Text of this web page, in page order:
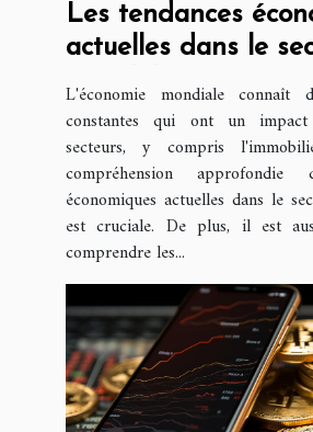
Les tendances
actuelles dans le
immobilier :
juridique
L'économie mondiale connaît
constantes qui ont un
secteurs, y compris
compréhension approfondie
économiques actuelles dans le
est cruciale. De plus, il est
comprendre les...